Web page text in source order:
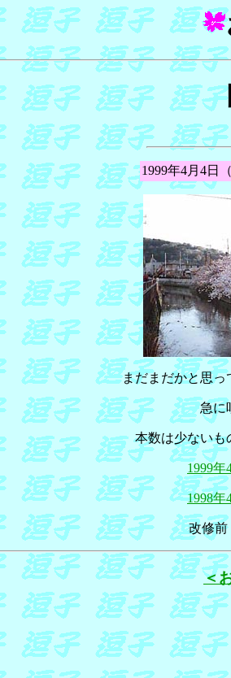
1999年4月4日
まだまだかと思っ
急に
本数は少ないも
1999
1998年
改修前
＜